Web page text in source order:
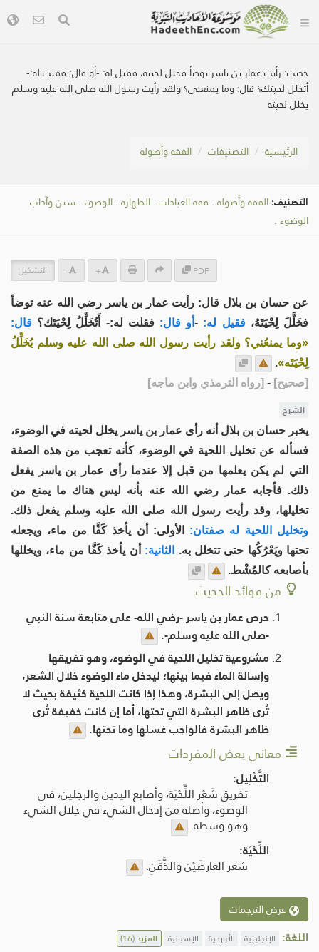
حديث: رأيت عمار بن ياسر توضأ فخلل لحيته، فقيل له: -أو قال: فقلت له:-
أتخلل لحيتك؟ قال: وما يمنعني؟ ولقد رأيت رسول الله صلى الله عليه وسلم
يخلل لحيته
الرئيسية التصنيفات الفقه وأصوله
التصنيف: الفقه وأصوله . فقه العبادات . الطهارة . الوضوء . سنن وآداب
الوضوء .
PDF
+
- التشكيل
عن حسان بن بلال قال: رأيت عمار بن ياسر رضي الله عنه توضأ
فخَلَّلَ لِحْيَتَهُ، فقيل له: -أو قال: فقلت له:- أَتُخَلِّلُ لِحْيَتَك؟ قال:
«وما يمنعُني؟ ولقد رأيت رسول الله صلى الله عليه وسلم يُخَلِّلُ
لِحْيَتَه».
[صحيح]
-
[رواه الترمذي وابن ماجه]
الشرح
يخبر حسان بن بلال أنه رأى عمار بن ياسر يخلل لحيته في الوضوء،
فسأله عن تخليل اللحية في الوضوء، كأنه تعجب من هذه الصفة
التي لم يكن يعلمها من قبل إلا عندما رأى عمار بن ياسر يفعل
ذلك. فأجابه عمار رضي الله عنه بأنه ليس هناك ما يمنع من
تخليلها، وقد رأيت رسول الله صلى الله عليه وسلم يفعل ذلك.
وتخليل اللحية له صفتان: الأولى: أن يأخذ كَفَّا من ماء، ويجعله
تحتها ويَعْرُكُها حتى تتخلل به. الثانية: أن يأخذ كَفَّا من ماء، ويخللها
بأصابعه كالمُشْط.
من فوائد الحديث
حرص عمار بن ياسر -رضي الله- على متابعة سنة النبي
-صلى الله عليه وسلم-.
مشروعية تخليل اللحية في الوضوء، وهو تفريقها
وإسالة الماء فيما بينها؛ ليدخل ماء الوضوء خلال الشعر،
ويصل إلى البشرة، وهذا إذا كانت اللحية كثيفة بحيث لا
تُرى ظاهر البشرة التي تحتها، أما إن كانت خفيفة تُرى
ظاهر البشرة فالواجب غسلها وما تحتها.
معاني بعض المفردات
التَّخْلِيل:
تفريق شَعْر اللِّحْيَة، وأصابع اليدين والرجلين، في
الوضوء، وأصله من إدخال الشيء في خِلال الشيء
وهو وسطه.
اللِّحْيَة:
شعر العارضَيْن والذَّقَنِ.
عرض الترجمات
اللغة: الإنجليزية الأوردية الإسبانية المزيد(16)